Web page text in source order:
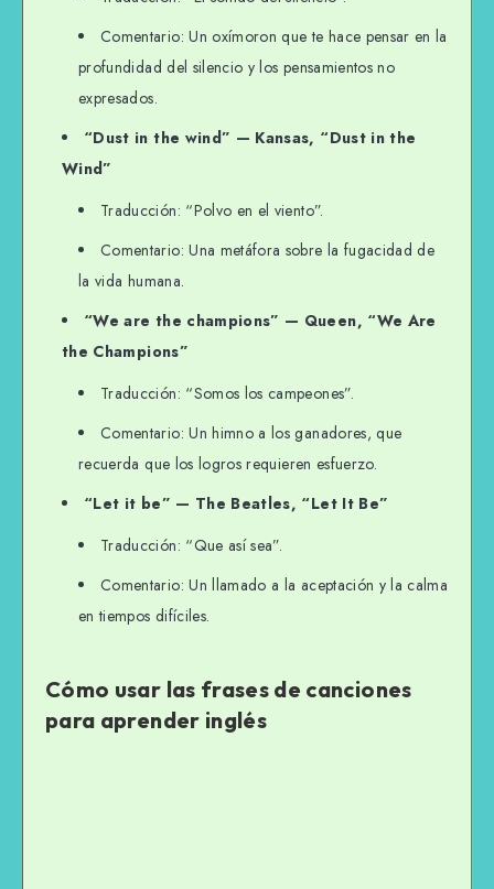
Comentario: Un oxímoron que te hace pensar en la
profundidad del silencio y los pensamientos no
expresados.
“Dust in the wind” — Kansas, “Dust in the
Wind”
Traducción: “Polvo en el viento”.
Comentario: Una metáfora sobre la fugacidad de
la vida humana.
“We are the champions” — Queen, “We Are
the Champions”
Traducción: “Somos los campeones”.
Comentario: Un himno a los ganadores, que
recuerda que los logros requieren esfuerzo.
“Let it be” — The Beatles, “Let It Be”
Traducción: “Que así sea”.
Comentario: Un llamado a la aceptación y la calma
en tiempos difíciles.
Cómo usar las frases de canciones
para aprender inglés